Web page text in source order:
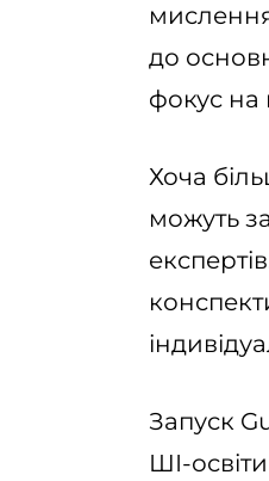
до
фокус на
Хоча
можуть
Запуск
ШІ-